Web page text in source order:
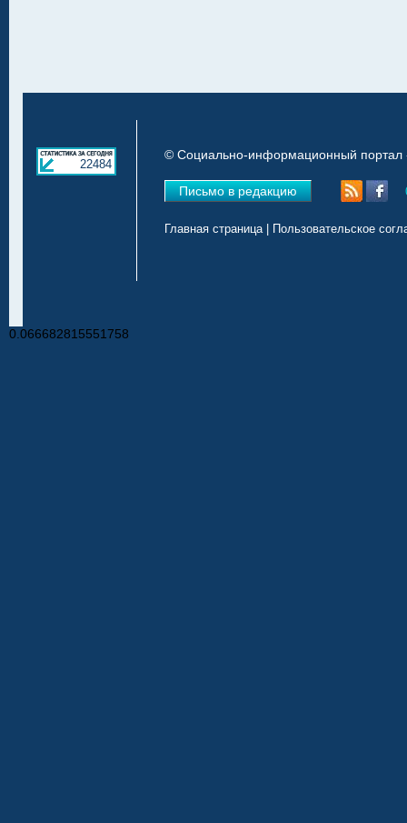
22484
© Социально-информационный портал
Письмо в редакцию
Главная страница| Пользовательское
0.066682815551758